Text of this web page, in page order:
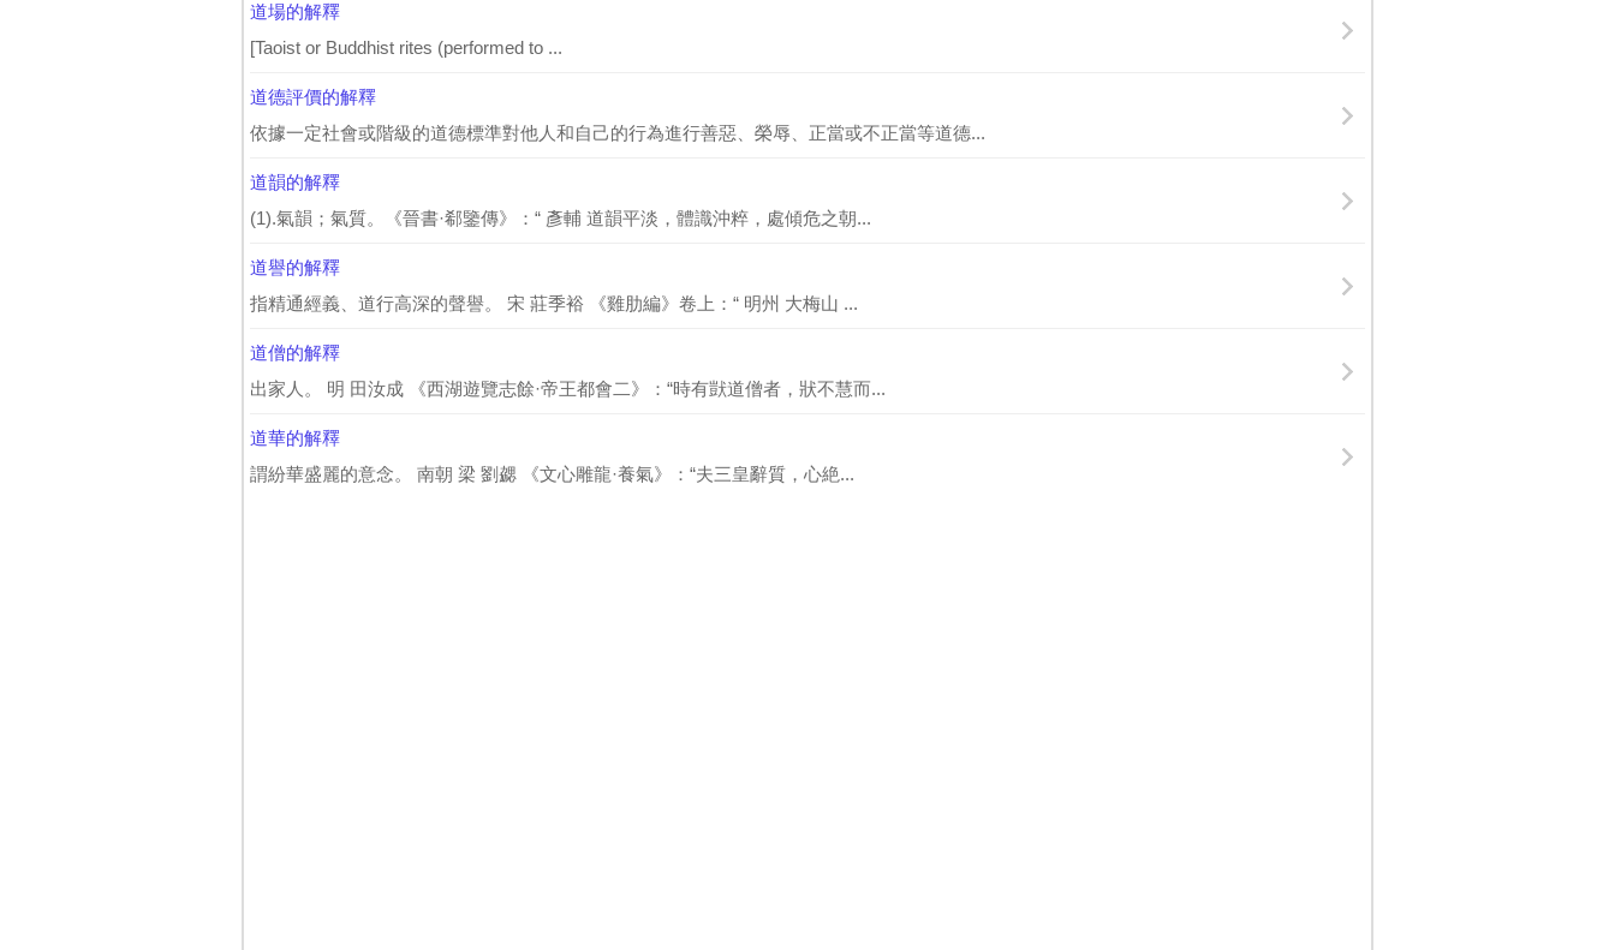
道場的解釋
[Taoist or Buddhist rites (performed to ...
道德評價的解釋
依據一定社會或階級的道德標準對他人和自己的行為進行善惡、榮辱、正當或不正當等道德...
道韻的解釋
(1).氣韻；氣質。《晉書·郗鑒傳》：“ 彥輔 道韻平淡，體識沖粹，處傾危之朝...
道譽的解釋
指精通經義、道行高深的聲譽。 宋 莊季裕 《雞肋編》卷上：“ 明州 大梅山 ...
道僧的解釋
出家人。 明 田汝成 《西湖遊覽志餘·帝王都會二》：“時有獃道僧者，狀不慧而...
道華的解釋
謂紛華盛麗的意念。 南朝 梁 劉勰 《文心雕龍·養氣》：“夫三皇辭質，心絶...